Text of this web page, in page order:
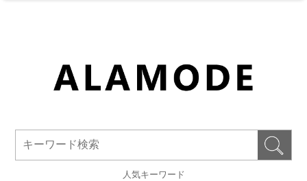
人気キーワード